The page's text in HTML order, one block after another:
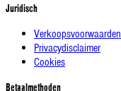
Juridisch
Verkoopsvoorwaarden
Privacydisclaimer
Cookies
Betaalmethoden